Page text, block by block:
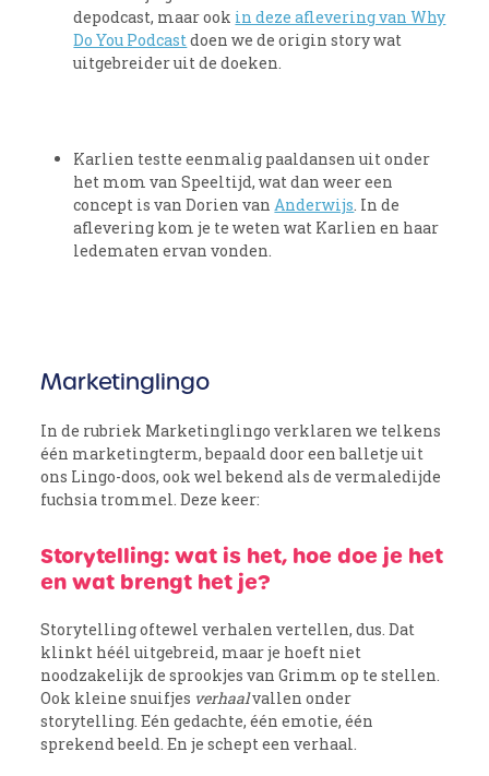
depodcast, maar ook in deze aflevering van Why
Do You Podcastdoen we de origin story wat
uitgebreider uit de doeken.
Karlien testte eenmalig paaldansen uit onder
het mom van Speeltijd, wat dan weer een
concept is van Dorien vanAnderwijs. In de
aflevering kom je te weten wat Karlien en haar
ledematen ervan vonden.
Marketinglingo
In de rubriek Marketinglingo verklaren we telkens
één marketingterm, bepaald door een balletje uit
ons Lingo-doos, ook wel bekend als de vermaledijde
fuchsia trommel. Deze keer:
Storytelling: wat is het, hoe doe je het
en wat brengt het je?
Storytelling oftewel verhalen vertellen, dus. Dat
klinkt héél uitgebreid, maar je hoeft niet
noodzakelijk de sprookjes van Grimm op te stellen.
Ook kleine snuifjes verhaalvallen onder
storytelling. Eén gedachte, één emotie, één
sprekend beeld. En je schept een verhaal.